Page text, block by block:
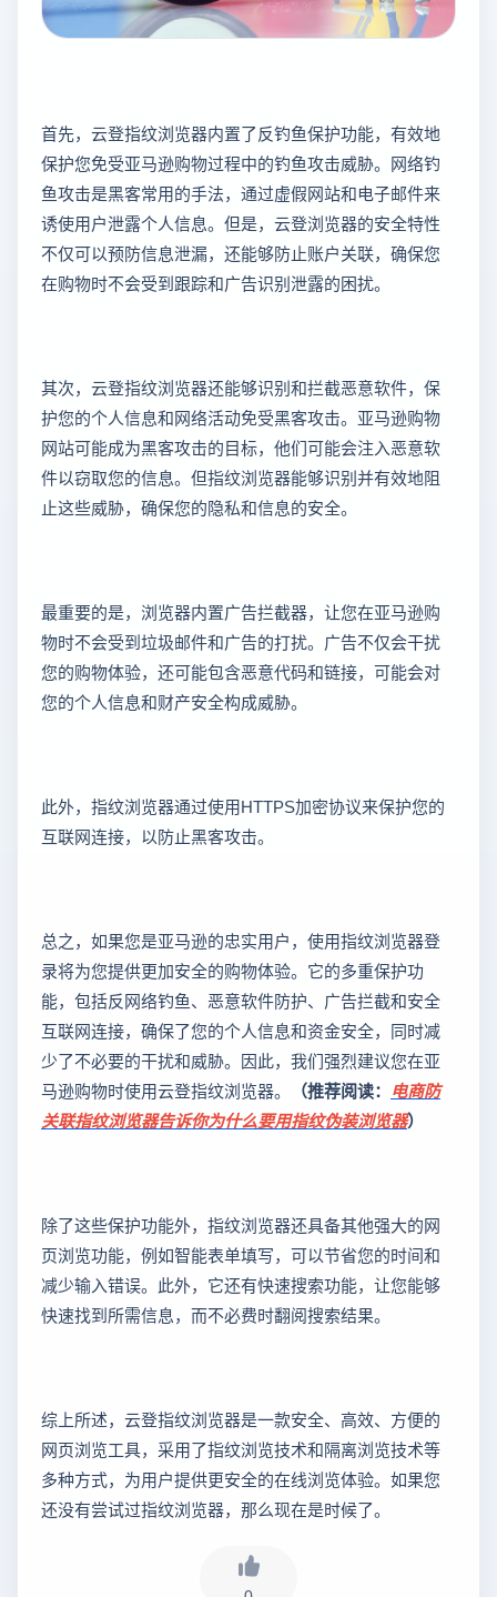
首先，云登指纹浏览器内置了反钓鱼保护功能，有效地
保护您免受亚马逊购物过程中的钓鱼攻击威胁。网络钓
鱼攻击是黑客常用的手法，通过虚假网站和电子邮件来
诱使用户泄露个人信息。但是，云登浏览器的安全特性
不仅可以预防信息泄漏，还能够防止账户关联，确保您
在购物时不会受到跟踪和广告识别泄露的困扰。
其次，云登指纹浏览器还能够识别和拦截恶意软件，保
护您的个人信息和网络活动免受黑客攻击。亚马逊购物
网站可能成为黑客攻击的目标，他们可能会注入恶意软
件以窃取您的信息。但指纹浏览器能够识别并有效地阻
止这些威胁，确保您的隐私和信息的安全。
最重要的是，浏览器内置广告拦截器，让您在亚马逊购
物时不会受到垃圾邮件和广告的打扰。广告不仅会干扰
您的购物体验，还可能包含恶意代码和链接，可能会对
您的个人信息和财产安全构成威胁。
此外，指纹浏览器通过使用HTTPS加密协议来保护您的
互联网连接，以防止黑客攻击。
总之，如果您是亚马逊的忠实用户，使用指纹浏览器登
录将为您提供更加安全的购物体验。它的多重保护功
能，包括反网络钓鱼、恶意软件防护、广告拦截和安全
互联网连接，确保了您的个人信息和资金安全，同时减
少了不必要的干扰和威胁。因此，我们强烈建议您在亚
马逊购物时使用云登指纹浏览器。
（推荐阅读： 电商防
关联指纹浏览器告诉你为什么要用指纹伪装浏览器）
除了这些保护功能外，指纹浏览器还具备其他强大的网
页浏览功能，例如智能表单填写，可以节省您的时间和
减少输入错误。此外，它还有快速搜索功能，让您能够
快速找到所需信息，而不必费时翻阅搜索结果。
综上所述，云登指纹浏览器是一款安全、高效、方便的
网页浏览工具，采用了指纹浏览技术和隔离浏览技术等
多种方式，为用户提供更安全的在线浏览体验。如果您
还没有尝试过指纹浏览器，那么现在是时候了。